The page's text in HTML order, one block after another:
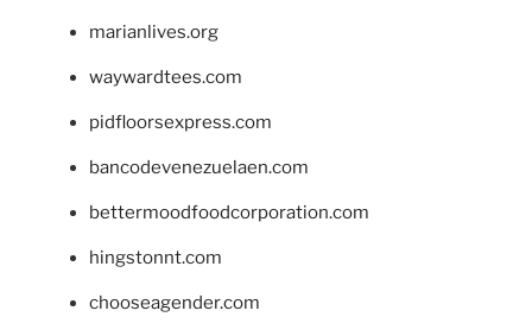
marianlives.org
waywardtees.com
pidfloorsexpress.com
bancodevenezuelaen.com
bettermoodfoodcorporation.com
hingstonnt.com
chooseagender.com